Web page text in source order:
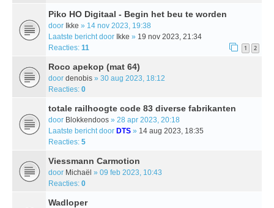
Piko HO Digitaal - Begin het beu te worden
door Ikke » 14 nov 2023, 19:38
Laatste bericht door Ikke » 19 nov 2023, 21:34
Reacties: 11 1 2
Roco apekop (mat 64)
door denobis » 30 aug 2023, 18:12
Reacties: 0
totale railhoogte code 83 diverse fabrikanten
door Blokkendoos » 28 apr 2023, 20:18
Laatste bericht door DTS » 14 aug 2023, 18:35
Reacties: 5
Viessmann Carmotion
door Michaël » 09 feb 2023, 10:43
Reacties: 0
Wadloper